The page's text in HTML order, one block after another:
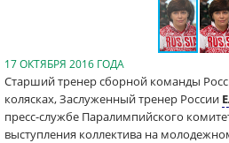
17 ОКТЯБРЯ 2016 ГОДА
Старший тренер сборной команды
колясках, Заслуженный тренер России
пресс-службе Паралимпийского
выступления коллектива на